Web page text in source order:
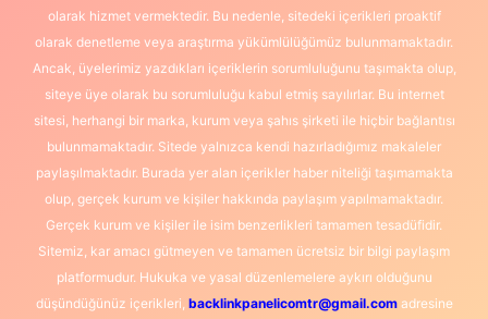
olarak hizmet vermektedir. Bu nedenle, sitedeki içerikleri proaktif
olarak denetleme veya araştırma yükümlülüğümüz bulunmamaktadır.
Ancak, üyelerimiz yazdıkları içeriklerin sorumluluğunu taşımakta olup,
siteye üye olarak bu sorumluluğu kabul etmiş sayılırlar. Bu internet
sitesi, herhangi bir marka, kurum veya şahıs şirketi ile hiçbir bağlantısı
bulunmamaktadır. Sitede yalnızca kendi hazırladığımız makaleler
paylaşılmaktadır. Burada yer alan içerikler haber niteliği taşımamakta
olup, gerçek kurum ve kişiler hakkında paylaşım yapılmamaktadır.
Gerçek kurum ve kişiler ile isim benzerlikleri tamamen tesadüfidir.
Sitemiz, kar amacı gütmeyen ve tamamen ücretsiz bir bilgi paylaşım
platformudur. Hukuka ve yasal düzenlemelere aykırı olduğunu
düşündüğünüz içerikleri, backlinkpanelicomtr@gmail.comadresine